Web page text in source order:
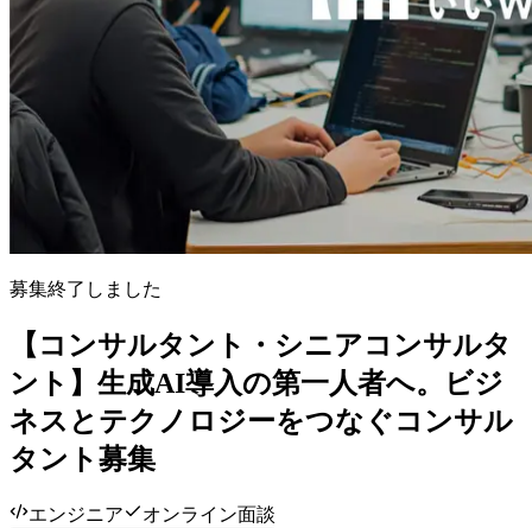
募集終了しました
【コンサルタント・シニアコンサルタ
ント】生成AI導入の第一人者へ。ビジ
ネスとテクノロジーをつなぐコンサル
タント募集
エンジニア オンライン面談